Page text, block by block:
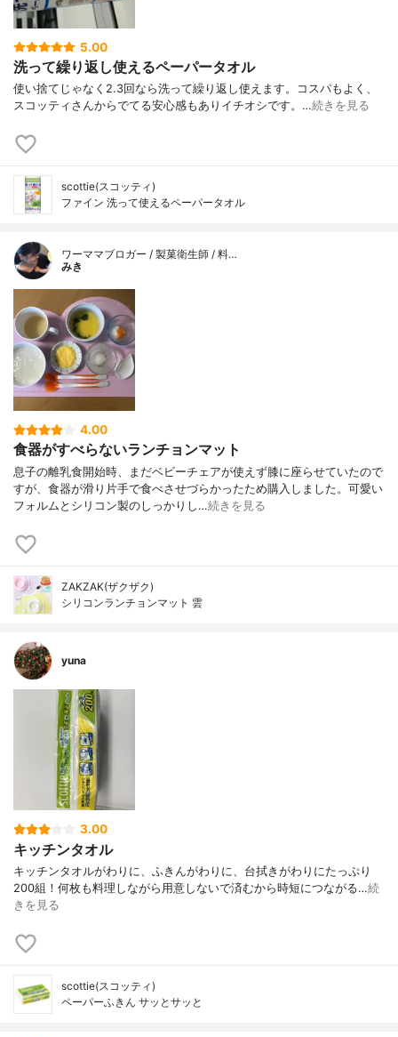
5.00
洗って繰り返し使えるペーパータオル
使い捨てじゃなく2.3回なら洗って繰り返し使えます。コスパもよく、
スコッティさんからでてる安心感もありイチオシです。…続きを見る
scottie(スコッティ)
ファイン 洗って使えるペーパータオル
ワーママブロガー / 製菓衛生師 / 料…
みき
4.00
食器がすべらないランチョンマット
息子の離乳食開始時、まだベビーチェアが使えず膝に座らせていたので
すが、食器が滑り片手で食べさせづらかったため購入しました。可愛い
フォルムとシリコン製のしっかりし…続きを見る
ZAKZAK(ザクザク)
シリコンランチョンマット 雲
yuna
3.00
キッチンタオル
キッチンタオルがわりに、ふきんがわりに、台拭きがわりにたっぷり
200組！何枚も料理しながら用意しないで済むから時短につながる…続
きを見る
scottie(スコッティ)
ペーパーふきん サッとサッと